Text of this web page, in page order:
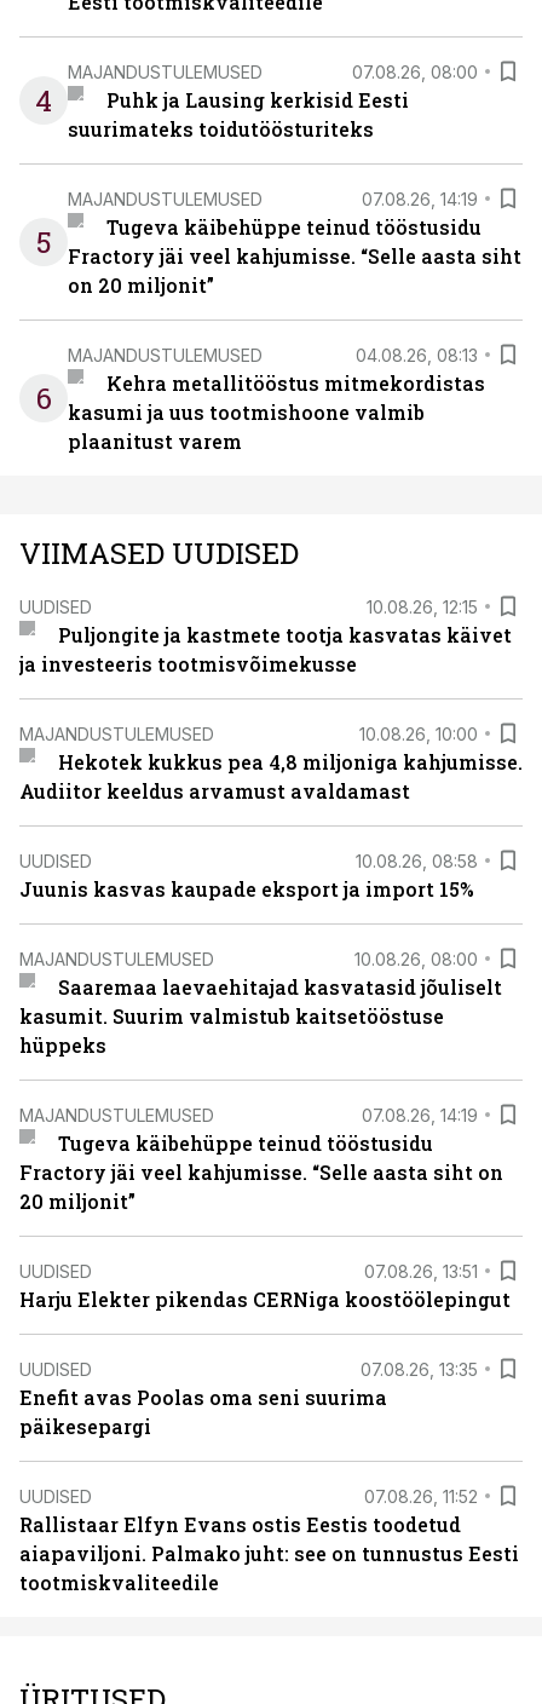
4
MAJANDUSTULEMUSED 07.08.26, 08:00
Puhk ja Lausing kerkisid Eesti
suurimateks toidutöösturiteks
5
MAJANDUSTULEMUSED 07.08.26, 14:19
Tugeva käibehüppe teinud tööstusidu
Fractory jäi veel kahjumisse. “Selle aasta siht
on 20 miljonit”
6
MAJANDUSTULEMUSED 04.08.26, 08:13
Kehra metallitööstus mitmekordistas
kasumi ja uus tootmishoone valmib
plaanitust varem
VIIMASED UUDISED
UUDISED 10.08.26, 12:15
Puljongite ja kastmete tootja kasvatas käivet
ja investeeris tootmisvõimekusse
MAJANDUSTULEMUSED 10.08.26, 10:00
Hekotek kukkus pea 4,8 miljoniga kahjumisse.
Audiitor keeldus arvamust avaldamast
UUDISED 10.08.26, 08:58
Juunis kasvas kaupade eksport ja import 15%
MAJANDUSTULEMUSED 10.08.26, 08:00
Saaremaa laevaehitajad kasvatasid jõuliselt
kasumit. Suurim valmistub kaitsetööstuse
hüppeks
MAJANDUSTULEMUSED 07.08.26, 14:19
Tugeva käibehüppe teinud tööstusidu
Fractory jäi veel kahjumisse. “Selle aasta siht on
20 miljonit”
UUDISED 07.08.26, 13:51
Harju Elekter pikendas CERNiga koostöölepingut
UUDISED 07.08.26, 13:35
Enefit avas Poolas oma seni suurima
päikesepargi
UUDISED 07.08.26, 11:52
Rallistaar Elfyn Evans ostis Eestis toodetud
aiapaviljoni. Palmako juht: see on tunnustus Eesti
tootmiskvaliteedile